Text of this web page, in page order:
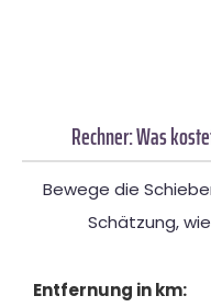
Rechner: Was
Bewege die
Schätzung,
Entfernung in km: